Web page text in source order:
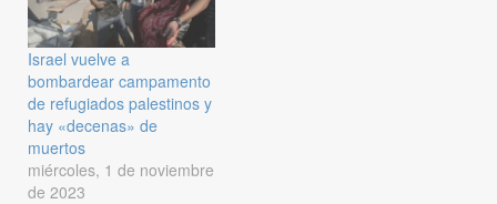
Israel vuelve a
bombardear campamento
de refugiados palestinos y
hay «decenas» de
muertos
miércoles, 1 de noviembre
de 2023